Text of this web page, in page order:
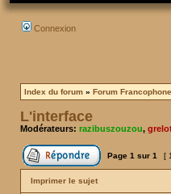
Connexion
Index du forum » Forum Francophone
L'interface
Modérateurs: razibuszouzou,
Page 1 sur 1 [
Imprimer le sujet